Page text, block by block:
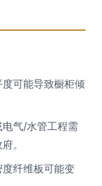
度可能导致橱柜倾
电气/水管工程需
。
纤维板可能变